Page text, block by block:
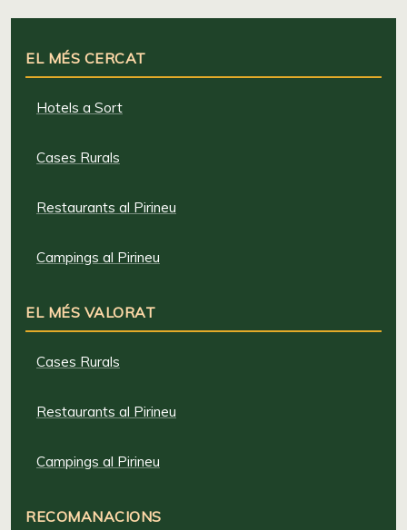
EL MÉS CERCAT
Hotels a Sort
Cases Rurals
Restaurants al Pirineu
Campings al Pirineu
EL MÉS VALORAT
Cases Rurals
Restaurants al Pirineu
Campings al Pirineu
RECOMANACIONS